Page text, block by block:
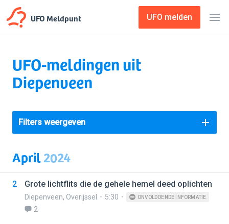
UFO Meldpunt UFO melden
UFO-meldingen uit
Diepenveen
Filters weergeven
April2024
2 Grote lichtflits die de gehele hemel deed oplichten
Diepenveen, Overijssel 5:30 ONVOLDOENDE INFORMATIE
2